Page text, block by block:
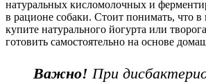
натуральных кисломолочных и
в рационе собаки. Стоит понимать, что в
купите натурального йогурта или
готовить самостоятельно на основе
Важно! При